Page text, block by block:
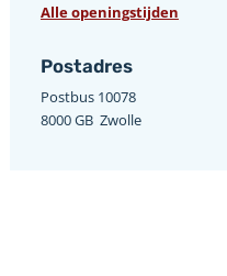
Alle openingstijden
Postadres
Postbus 10078 ­
8000 GB ­ Zwolle